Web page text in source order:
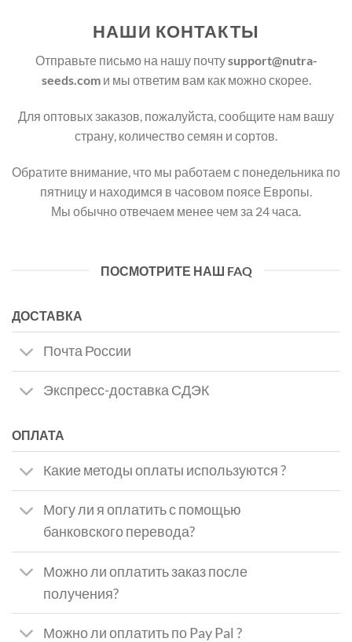
НАШИ КОНТАКТЫ
Отправьте письмо на нашу почтуsupport@nutra-
seeds.comи мы ответим вам как можно скорее.
Для оптовых заказов, пожалуйста, сообщите нам вашу
страну, количество семян и сортов.
Обратите внимание, что мы работаем с понедельника по
пятницу и находимся в часовом поясе Европы.
Мы обычно отвечаем менее чем за 24 часа.
ПОСМОТРИТЕ НАШ FAQ
ДОСТАВКА
Почта России
Экспресс-доставка СДЭК
ОПЛАТА
Какие методы оплаты используются ?
Могу ли я оплатить с помощью
банковского перевода?
Можно ли оплатить заказ после
получения?
Можно ли оплатить по Pay Pal ?